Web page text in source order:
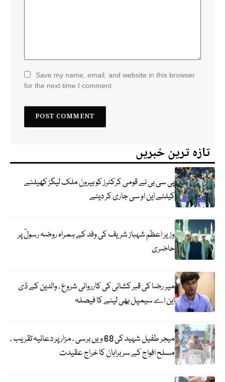
Save my name, email, and website in this browser
for the next time I comment.
تازہ ترین خبریں
پی سی بی نے قومی کرکٹرز کو بیرون ملک لیگز کھیلنے
کیلئے این او سی جاری کر دیئے
وزیر اعظم شہباز شریف کی وفد کے ہمراہ روضہ رسولؐ پر
حاضری
میر رضا کی قبر کشائی کی کارروائی شروع ، والدین کے ڈی
این اے سیمپل بھی لینے کا فیصلہ
میجر طفیل شہید کی 68 ویں برسی ، مزار پر دعائیہ تقریب ،
مسلح افواج کے سربراہان کا خراج عقیدت